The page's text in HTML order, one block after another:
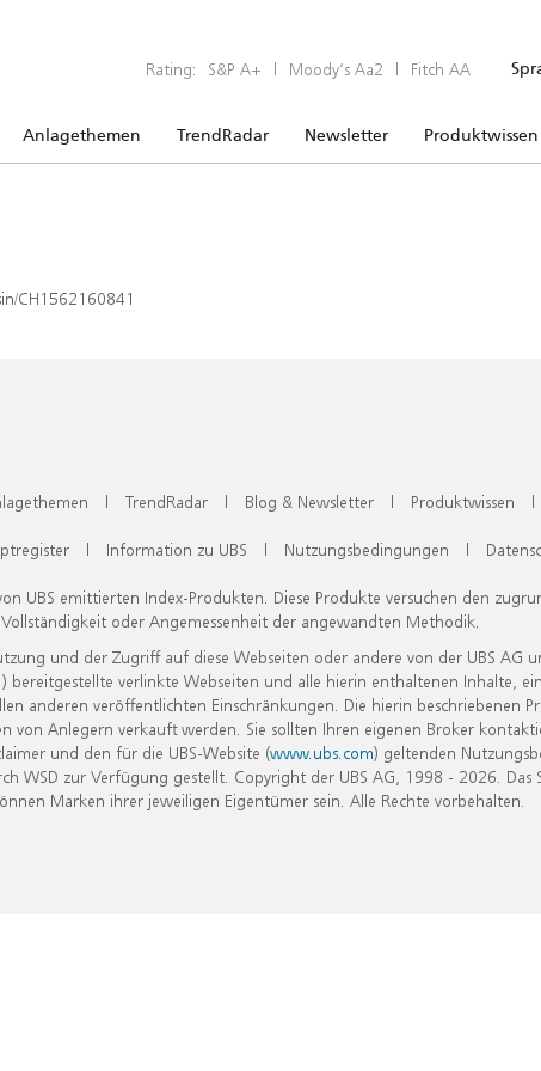
Rating: S&P A+ | Moody’s Aa2 | Fitch AA
Anlagethemen TrendRadar Newsletter Produktwissen
CH1562160841
| TrendRadar | Blog & Newsletter | Produktwissen |
| Information zu UBS | Nutzungsbedingungen |
UBS emittierten Index-Produkten. Diese Produkte versuchen den
oder Angemessenheit der angewandten Methodik.
und der Zugriff auf diese Webseiten oder andere von der UBS AG
verlinkte Webseiten und alle hierin enthaltenen Inhalte,
anderen veröffentlichten Einschränkungen. Die hierin beschriebenen
Anlegern verkauft werden. Sie sollten Ihren eigenen Broker
und den für die UBS-Website (www.ubs.com) geltenden
zur Verfügung gestellt. Copyright der UBS AG, 1998 - 2026. Das
Marken ihrer jeweiligen Eigentümer sein. Alle Rechte vorbehalten.